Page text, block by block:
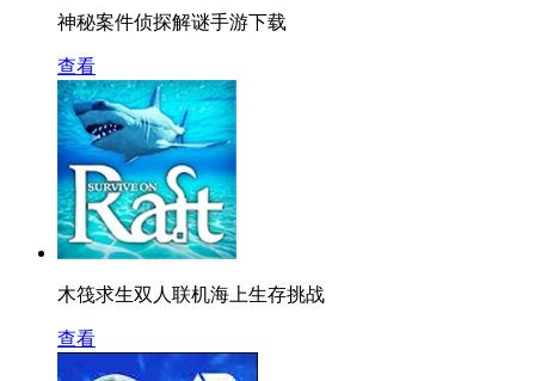
神秘案件侦探解谜手游下载
查看
木筏求生双人联机海上生存挑战
查看